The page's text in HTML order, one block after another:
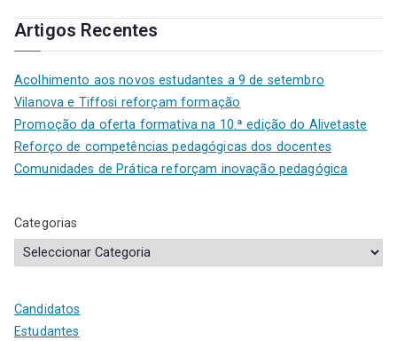
Artigos Recentes
Acolhimento aos novos estudantes a 9 de setembro
Vilanova e Tiffosi reforçam formação
Promoção da oferta formativa na 10.ª edição do Alivetaste
Reforço de competências pedagógicas dos docentes
Comunidades de Prática reforçam inovação pedagógica
Categorias
Candidatos
Estudantes